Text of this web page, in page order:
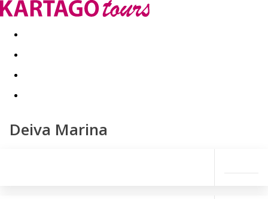
Last minute Dovolenkové kluby
Deiva Marina